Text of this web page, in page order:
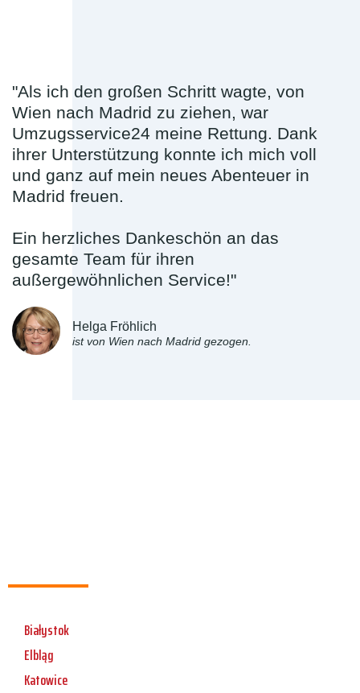
"Als ich den großen Schritt wagte, von
Wien nach Madrid zu ziehen, war
Umzugsservice24 meine Rettung. Dank
ihrer Unterstützung konnte ich mich voll
und ganz auf mein neues Abenteuer in
Madrid freuen.
Ein herzliches Dankeschön an das
gesamte Team für ihren
außergewöhnlichen Service!"
Helga Fröhlich
ist von Wien nach Madrid gezogen.
Białystok
Elbląg
Katowice